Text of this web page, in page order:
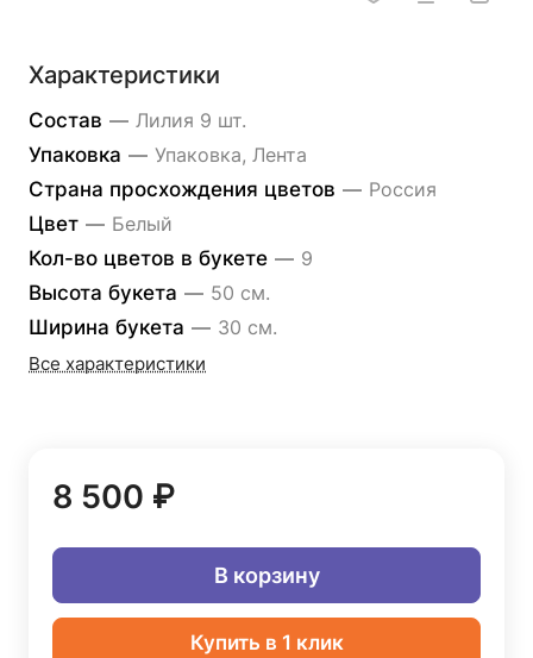
Характеристики
Состав — Лилия 9 шт.
Упаковка — Упаковка, Лента
Страна просхождения цветов — Россия
Цвет — Белый
Кол-во цветов в букете — 9
Высота букета — 50 см.
Ширина букета — 30 см.
Все характеристики
8 500 ₽
В корзину
Купить в 1 клик